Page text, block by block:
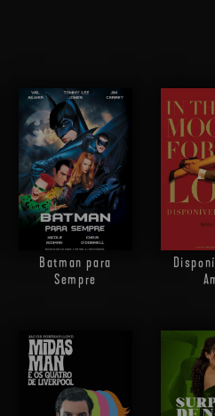
Batman para
Sempre